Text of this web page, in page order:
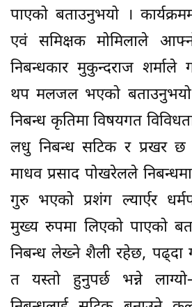
पाएको बताउनुभयो ।
एवं समिक्षक मोमिलाले आफ्नो
निबन्धकार मुकुन्दराज शर्माले
थप मलजल भएको बताउनुभयो
निबन्ध कृतिमा विषयगत
लधु निबन्ध सटिक र प्रखर छ
माधव प्रसाद पोखरेलले निबन्धमा
गुरु भएको प्रशंग ल्यार्एर
मुख्य रुपमा लिएको पाएको
निबन्ध लेख्ने शैली रहेछ, पढ्दा
त यस्तो हुनुपर्छ भन्ने